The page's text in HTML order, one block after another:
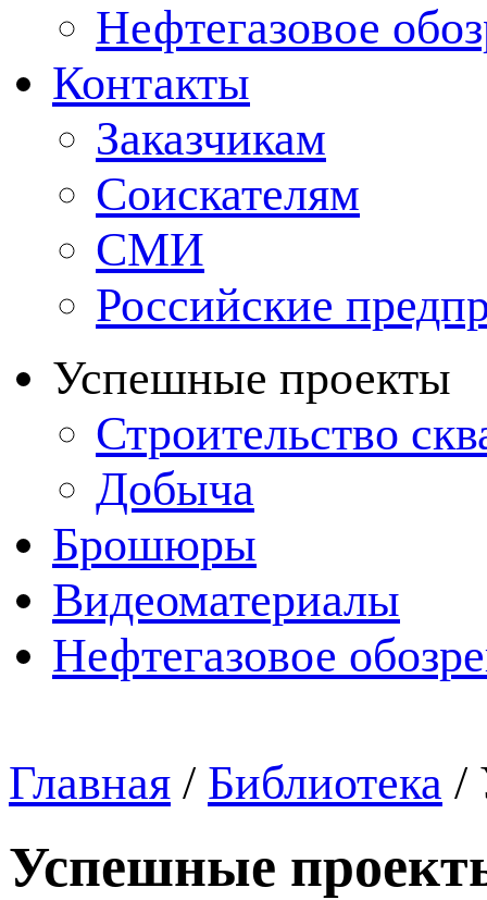
Нефтегазовое
Контакты
Заказчикам
Соискателям
СМИ
Российские
Успешные проекты
Строительство
Добыча
Брошюры
Видеоматериалы
Нефтегазовое
Главная / Библиотека /
Успешные